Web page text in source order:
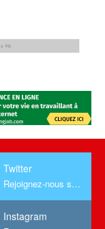
Twitter
Rejoignez-nous sur Twitter
Instagram